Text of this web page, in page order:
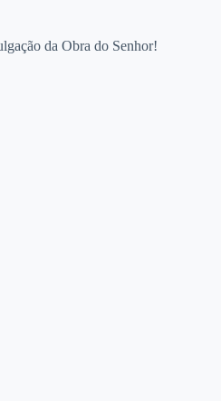
da Obra do Senhor!